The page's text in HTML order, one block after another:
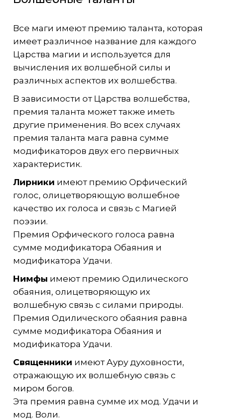
Все маги имеют премию таланта, которая
имеет различное название для каждого
Царства магии и используется для
вычисления их волшебной силы и
различных аспектов их волшебства.
В зависимости от Царства волшебства,
премия таланта может также иметь
другие применения. Во всех случаях
премия таланта мага равна сумме
модификаторов двух его первичных
характеристик.
Лирники имеют премию Орфический
голос, олицетворяющую волшебное
качество их голоса и связь с Магией
поэзии.
Премия Орфического голоса равна
сумме модификатора Обаяния и
модификатора Удачи.
Нимфы имеют премию Одилического
обаяния, олицетворяющую их
волшебную связь с силами природы.
Премия Одилического обаяния равна
сумме модификатора Обаяния и
модификатора Удачи.
Священники имеют Ауру духовности,
отражающую их волшебную связь с
миром богов.
Эта премия равна сумме их мод. Удачи и
мод. Воли.